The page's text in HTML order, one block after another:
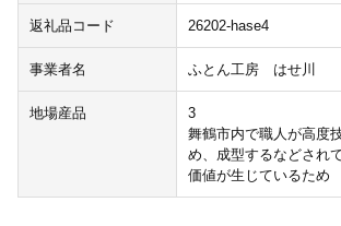
返礼品コード 26202-hase4
事業者名 ふとん工房 はせ川
地場産品
3
舞鶴市内で職人が高度
め、成型するなどされ
価値が生じているため